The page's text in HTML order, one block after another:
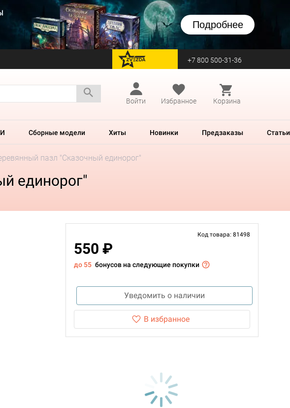
Подробнее
перейти на Zvezda +7 800 500-31-36
Войти
Избранное Корзина
Сборные модели Хиты Новинки Предзаказы Статьи
пазл "Сказочный единорог"
единорог"
Код товара: 81498
550 ₽
до 55 бонусов на следующие покупки
Уведомить о наличии
В избранное